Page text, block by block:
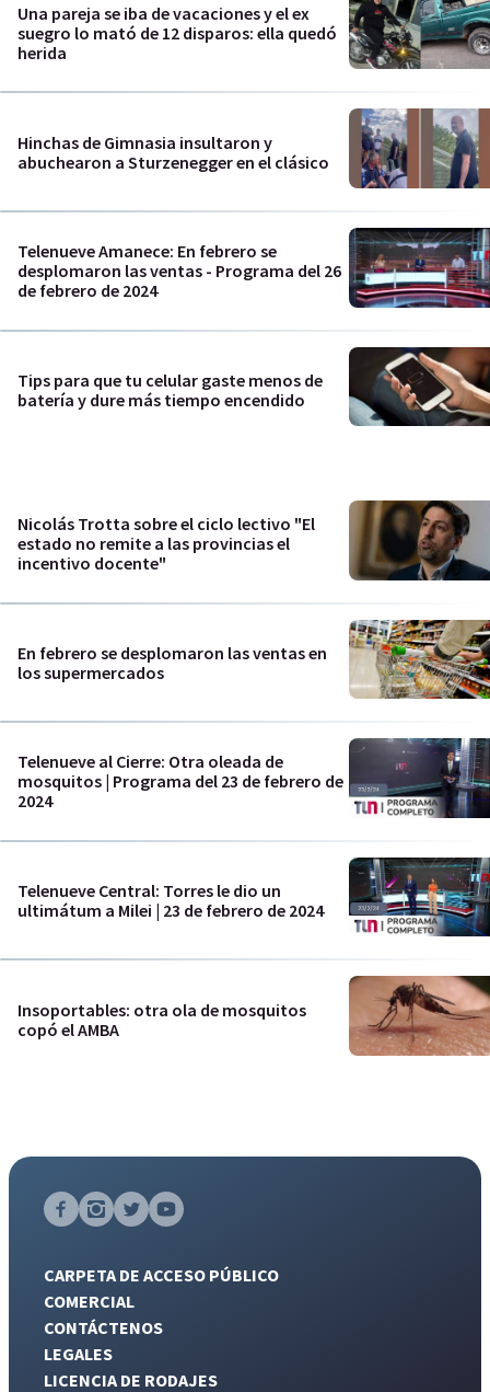
Una pareja se iba de vacaciones y el ex
suegro lo mató de 12 disparos: ella quedó
herida
Hinchas de Gimnasia insultaron y
abuchearon a Sturzenegger en el clásico
Telenueve Amanece: En febrero se
desplomaron las ventas - Programa del 26
de febrero de 2024
Tips para que tu celular gaste menos de
batería y dure más tiempo encendido
Nicolás Trotta sobre el ciclo lectivo "El
estado no remite a las provincias el
incentivo docente"
En febrero se desplomaron las ventas en
los supermercados
Telenueve al Cierre: Otra oleada de
mosquitos | Programa del 23 de febrero de
2024
Telenueve Central: Torres le dio un
ultimátum a Milei | 23 de febrero de 2024
Insoportables: otra ola de mosquitos
copó el AMBA
CARPETA DE ACCESO PÚBLICO
COMERCIAL
CONTÁCTENOS
LEGALES
LICENCIA DE RODAJES